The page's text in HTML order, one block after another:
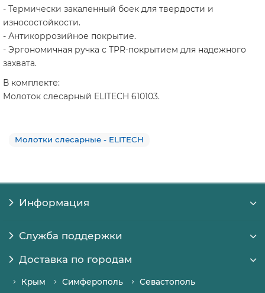
- Термически закаленный боек для твердости и
износостойкости.
- Антикоррозийное покрытие.
- Эргономичная ручка с TPR-покрытием для надежного
захвата.
В комплекте:
Молоток слесарный ELITECH 610103.
Молотки слесарные - ELITECH
Информация
Служба поддержки
Доставка по городам
Крым Симферополь
Севастополь